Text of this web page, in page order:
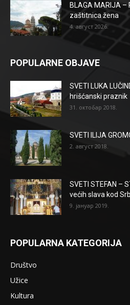
BLAGA MARIJA
zaštitnica žena
4. август 2026.
POPULARNE OBJAVE
SVETI LUKA
hrišćanski praznik
31. октобар 2018.
SVETI ILIJA
2. август 2018.
SVETI STEFAN –
većih slava kod
9. јануар 2019.
POPULARNA KATEGORIJA
Društvo
Užice
Kultura